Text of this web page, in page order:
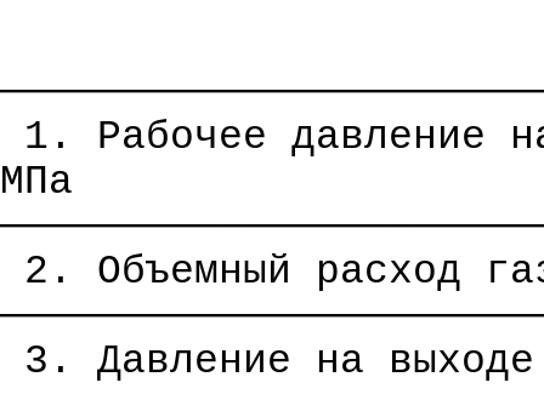
1. Рабочее давление
МПа
2. Объемный расход
3. Давление на